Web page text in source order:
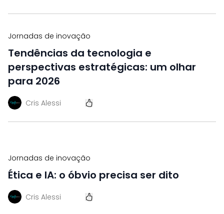
Jornadas de inovação
Tendências da tecnologia e
perspectivas estratégicas: um olhar
para 2026
Cris Alessi
Jornadas de inovação
Ética e IA: o óbvio precisa ser dito
Cris Alessi